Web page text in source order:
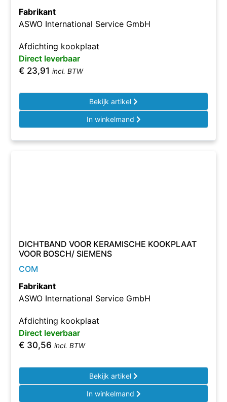
Fabrikant
ASWO International Service GmbH
Afdichting kookplaat
Direct leverbaar
€ 23,91 incl. BTW
Bekijk artikel
In winkelmand
DICHTBAND VOOR KERAMISCHE KOOKPLAAT
VOOR BOSCH/ SIEMENS
COM
Fabrikant
ASWO International Service GmbH
Afdichting kookplaat
Direct leverbaar
€ 30,56 incl. BTW
Bekijk artikel
In winkelmand